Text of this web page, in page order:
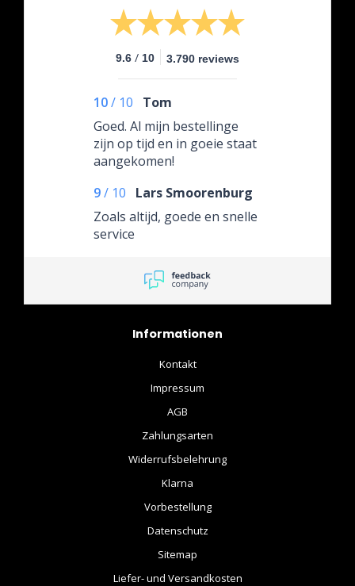
9.6 / 10 3.790 reviews
10/ 10
Tom
Goed. Al mijn bestellinge
zijn op tijd en in goeie staat
aangekomen!
9/ 10
Lars Smoorenburg
Zoals altijd, goede en snelle
service
Informationen
Kontakt
Impressum
AGB
Zahlungsarten
Widerrufsbelehrung
Klarna
Vorbestellung
Datenschutz
Sitemap
Liefer- und Versandkosten